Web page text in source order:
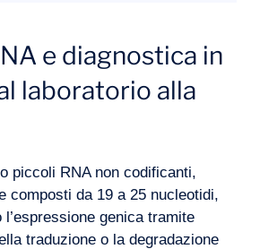
e diagnostica in
laboratorio alla
piccoli RNA non codificanti,
composti da 19 a 25 nucleotidi,
l’espressione genica tramite
traduzione o la degradazione